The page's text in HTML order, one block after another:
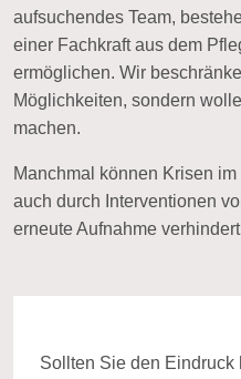
aufsuchendes Team,
einer Fachkraft aus dem
ermöglichen. Wir
Möglichkeiten, sondern
machen.
Manchmal können Krisen
auch durch Interventionen
erneute Aufnahme
Sollten Sie den Eindruck